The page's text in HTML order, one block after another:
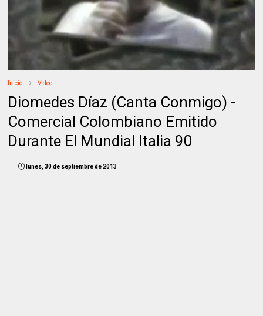
Inicio Video
Diomedes Díaz (Canta Conmigo) -
Comercial Colombiano Emitido
Durante El Mundial Italia 90
lunes, 30 de septiembre de 2013